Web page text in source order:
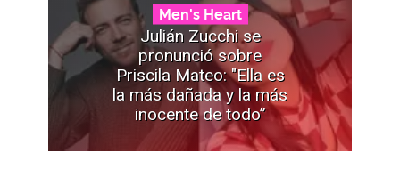
Men's Heart
Julián Zucchi se
pronunció sobre
Priscila Mateo: "Ella es
la más dañada y la más
inocente de todo”